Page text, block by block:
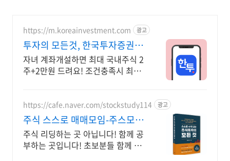
https://m.koreainvestment.com 광고
투자의 모든것, 한국투자증권 한
국투자증권이 처음이라면?
자녀 계좌개설하면 최대 국내주식 2
주+2만원 드려요! 조건충족시 최대
https://cafe.naver.com/stockstudy114 광고
주식 스스로 매매모임-주스모
스스로 공부법을 배웁니다 !
주식 리딩하는 곳 아닙니다! 함께 공
부하는 곳입니다! 초보분들 함께 공